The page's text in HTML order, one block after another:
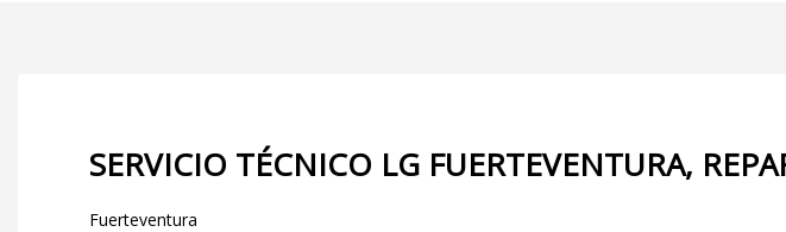
SERVICIO TÉCNICO LG FUERTEVENTURA,
Fuerteventura